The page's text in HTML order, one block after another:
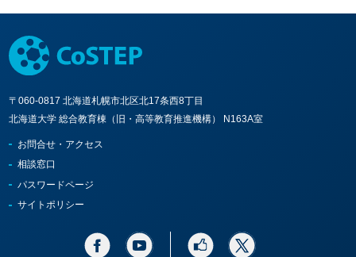
〒060-0817 北海道札幌市北区北17条西8丁目
北海道大学 総合教育棟（旧・高等教育推進機構） N163A室
お問合せ・アクセス
相談窓口
パスワードページ
サイトポリシー